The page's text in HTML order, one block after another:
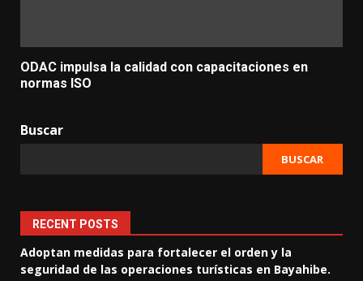
ODAC impulsa la calidad con capacitaciones en
normas ISO
Buscar
BUSCAR
RECENT POSTS
Adoptan medidas para fortalecer el orden y la
seguridad de las operaciones turísticas en Bayahibe.